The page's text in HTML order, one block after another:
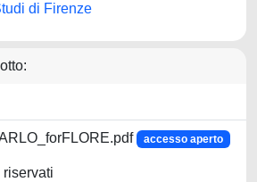
di Firenze
accesso aperto
riservati